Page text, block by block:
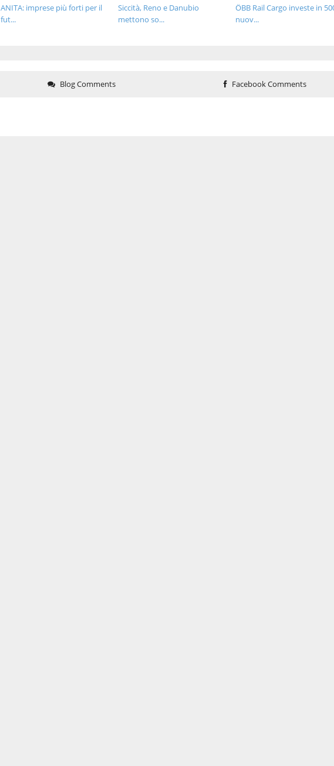
ÖBB Rail Cargo investe in
nuov...
Siccità, Reno e Danubio
mettono so...
ANITA: imprese più forti per il
fut...
Blog Comments Facebook Comments